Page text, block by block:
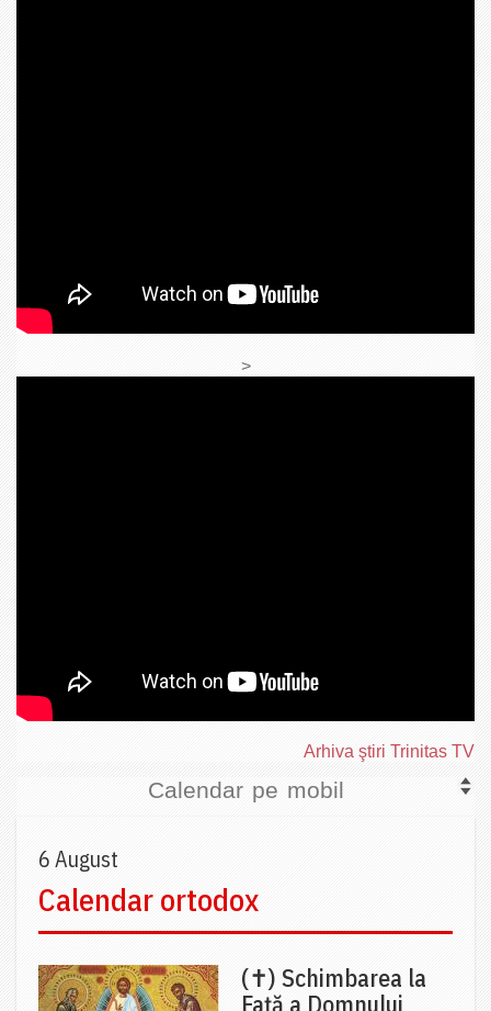
>
Arhiva ştiri Trinitas TV
Calendar pe mobil
6 August
Calendar ortodox
(✝) Schimbarea la
Față a Domnului